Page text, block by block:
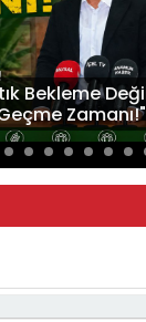
Bekleme
Zamanı!"